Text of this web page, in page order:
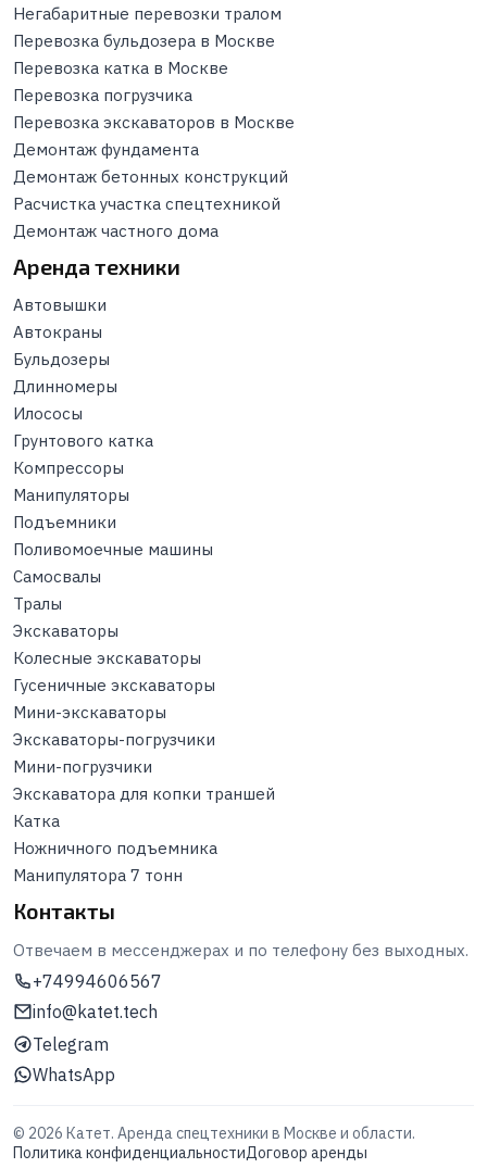
Негабаритные перевозки тралом
Перевозка бульдозера в Москве
Перевозка катка в Москве
Перевозка погрузчика
Перевозка экскаваторов в Москве
Демонтаж фундамента
Демонтаж бетонных конструкций
Расчистка участка спецтехникой
Демонтаж частного дома
Аренда техники
Автовышки
Автокраны
Бульдозеры
Длинномеры
Илососы
Грунтового катка
Компрессоры
Манипуляторы
Подъемники
Поливомоечные машины
Самосвалы
Тралы
Экскаваторы
Колесные экскаваторы
Гусеничные экскаваторы
Мини-экскаваторы
Экскаваторы-погрузчики
Мини-погрузчики
Экскаватора для копки траншей
Катка
Ножничного подъемника
Манипулятора 7 тонн
Контакты
Отвечаем в мессенджерах и по телефону без выходных.
+74994606567
info@katet.tech
Telegram
WhatsApp
© 2026 Катет. Аренда спецтехники в Москве и области.
Политика конфиденциальностиДоговор аренды